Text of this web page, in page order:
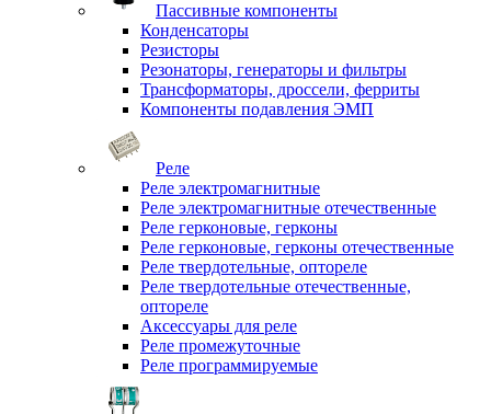
Пассивные компоненты
Конденсаторы
Резисторы
Резонаторы, генераторы и фильтры
Трансформаторы, дроссели, ферриты
Компоненты подавления ЭМП
Реле
Реле электромагнитные
Реле электромагнитные отечественные
Реле герконовые, герконы
Реле герконовые, герконы отечественные
Реле твердотельные, оптореле
Реле твердотельные отечественные,
оптореле
Аксессуары для реле
Реле промежуточные
Реле программируемые